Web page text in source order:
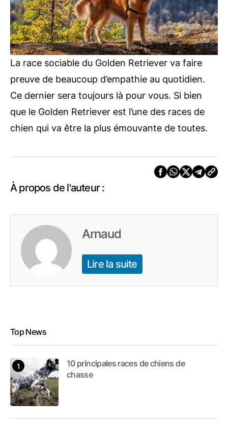
La race sociable du Golden Retriever va faire
preuve de beaucoup d’empathie au quotidien.
Ce dernier sera toujours là pour vous. Si bien
que le Golden Retriever est l’une des races de
chien qui va être la plus émouvante de toutes.
À propos de l'auteur :
Arnaud
Lire la suite
Top News
10 principales races de chiens de
chasse